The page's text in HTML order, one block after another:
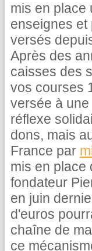
mis en place
enseignes et
versés
Après des
caisses des
vos courses
versée à
réflexe
dons, mais
France par
mis en place
fondateur
en juin
d'euros
chaîne de
ce